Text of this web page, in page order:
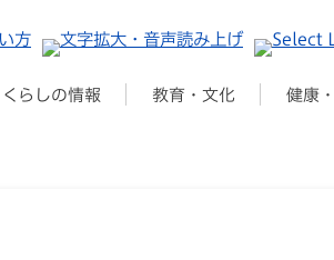
くらしの情報 教育・文化 健康